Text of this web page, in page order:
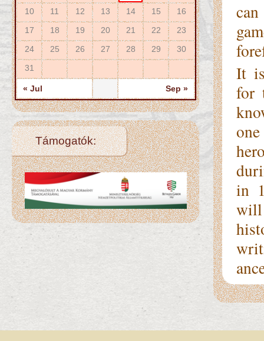
10
11 12 13 14 15
16
17
18 19 20 21 22
23
24
25 26 27 28 29
30
31
« Jul Sep »
Támogatók:
It
for
in
will